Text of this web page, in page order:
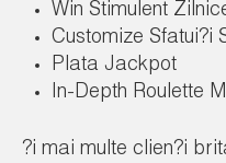
Win Stimulent
Customize Sfatui?i
Plata Jackpot
In-Depth Roulette
?i mai multe clien?i